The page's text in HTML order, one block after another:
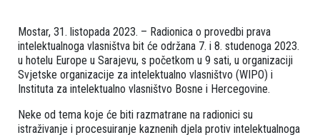
Mostar, 31. listopada 2023. – Radionica o provedbi prava
intelektualnoga vlasništva bit će održana 7. i 8. studenoga 2023.
u hotelu Europe u Sarajevu, s početkom u 9 sati, u organizaciji
Svjetske organizacije za intelektualno vlasništvo (WIPO) i
Instituta za intelektualno vlasništvo Bosne i Hercegovine.
Neke od tema koje će biti razmatrane na radionici su
istraživanje i procesuiranje kaznenih djela protiv intelektualnoga